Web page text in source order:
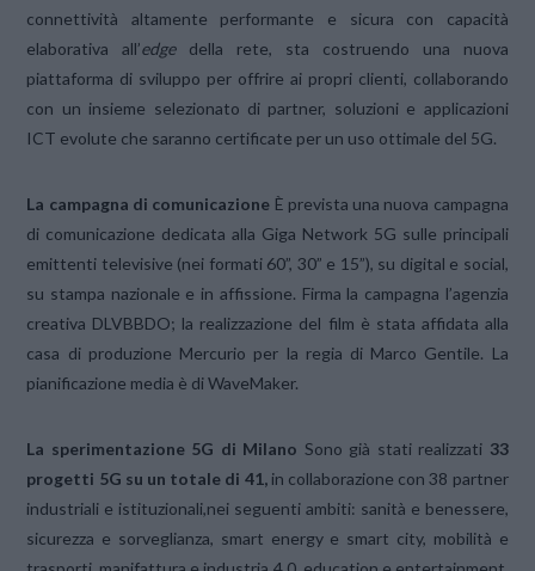
connettività altamente performante e sicura con capacità
elaborativa all’edgedella rete, sta costruendo una nuova
piattaforma di sviluppo per offrire ai propri clienti, collaborando
con un insieme selezionato di partner, soluzioni e applicazioni
ICT evolute che saranno certificate per un uso ottimale del 5G.
La campagna di comunicazione È prevista una nuova campagna
di comunicazione dedicata alla Giga Network 5G sulle principali
emittenti televisive (nei formati 60”, 30” e 15”), su digital e social,
su stampa nazionale e in affissione. Firma la campagna l’agenzia
creativa DLVBBDO; la realizzazione del film è stata affidata alla
casa di produzione Mercurio per la regia di Marco Gentile. La
pianificazione media è di WaveMaker.
La sperimentazione 5G di Milano Sono già stati realizzati 33
progetti 5G su un totale di 41, in collaborazione con 38 partner
industriali e istituzionali,nei seguenti ambiti: sanità e benessere,
sicurezza e sorveglianza, smart energy e smart city, mobilità e